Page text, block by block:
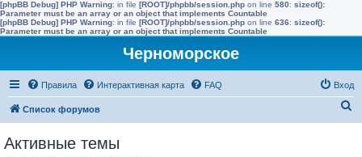
[phpBB Debug] PHP Warning: in file [ROOT]/phpbb/session.php on line 580: sizeof():
Parameter must be an array or an object that implements Countable
[phpBB Debug] PHP Warning: in file [ROOT]/phpbb/session.php on line 636: sizeof():
Parameter must be an array or an object that implements Countable
Черноморское
Правила Интерактивная карта FAQ Вход
Список форумов
Активные темы